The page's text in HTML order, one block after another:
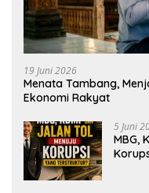
19 Juni 2026
Menata Tambang,
Ekonomi Rakyat
5 Juni
MBG,